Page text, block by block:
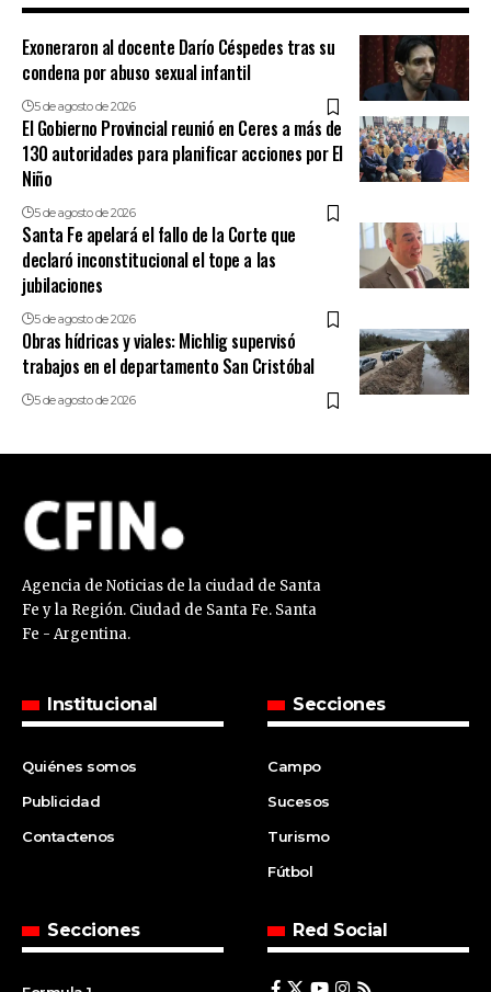
Exoneraron al docente Darío Céspedes tras su
condena por abuso sexual infantil
5 de agosto de 2026
El Gobierno Provincial reunió en Ceres a más de
130 autoridades para planificar acciones por El
Niño
5 de agosto de 2026
Santa Fe apelará el fallo de la Corte que
declaró inconstitucional el tope a las
jubilaciones
5 de agosto de 2026
Obras hídricas y viales: Michlig supervisó
trabajos en el departamento San Cristóbal
5 de agosto de 2026
Agencia de Noticias de la ciudad de Santa
Fe y la Región. Ciudad de Santa Fe. Santa
Fe - Argentina.
Institucional
Quiénes somos
Publicidad
Contactenos
Secciones
Campo
Sucesos
Turismo
Fútbol
Secciones Red Social